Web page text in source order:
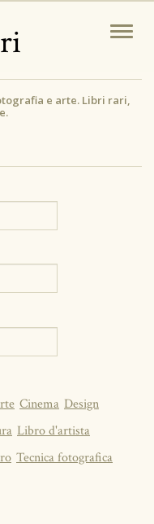
e arte. Libri rari,
Cinema Design
Libro d'artista
Tecnica fotografica